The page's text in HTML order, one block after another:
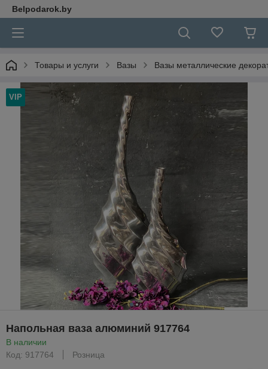
Belpodarok.by
Товары и услуги Вазы Вазы металлические
VIP
Напольная ваза алюминий 917764
В наличии
Код: 917764
Розница